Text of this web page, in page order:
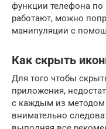
функции телефона
работают, можно
манипуляции с
Как скрыть
Для того чтобы
приложения,
с каждым из методом
внимательно